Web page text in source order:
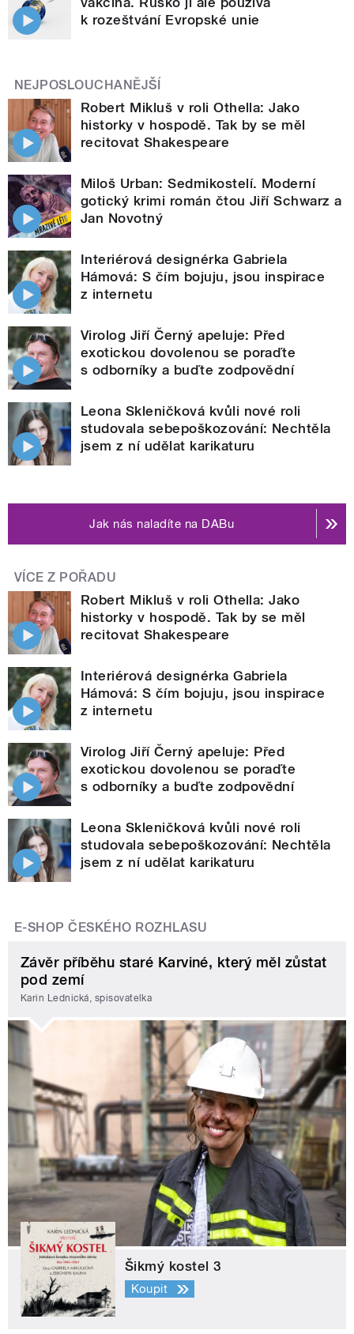
k rozeštvání Evropské unie
NEJPOSLOUCHANĚJŠÍ
Robert Mikluš v roli Othella: Jako
historky v hospodě. Tak by se měl
recitovat Shakespeare
Miloš Urban: Sedmikostelí. Moderní
gotický krimi román čtou Jiří Schwarz a
Jan Novotný
Interiérová designérka Gabriela
Hámová: S čím bojuju, jsou inspirace
z internetu
Virolog Jiří Černý apeluje: Před
exotickou dovolenou se poraďte
s odborníky a buďte zodpovědní
Leona Skleničková kvůli nové roli
studovala sebepoškozování: Nechtěla
jsem z ní udělat karikaturu
Jak nás naladíte na DABu
VÍCE Z POŘADU
Robert Mikluš v roli Othella: Jako
historky v hospodě. Tak by se měl
recitovat Shakespeare
Interiérová designérka Gabriela
Hámová: S čím bojuju, jsou inspirace
z internetu
Virolog Jiří Černý apeluje: Před
exotickou dovolenou se poraďte
s odborníky a buďte zodpovědní
Leona Skleničková kvůli nové roli
studovala sebepoškozování: Nechtěla
jsem z ní udělat karikaturu
E-SHOP ČESKÉHO ROZHLASU
Závěr příběhu staré Karviné, který měl zůstat
pod zemí
Karin Lednická, spisovatelka
Šikmý kostel 3
Koupit